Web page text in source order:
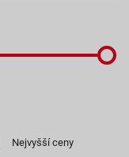
Nejvyšší ceny